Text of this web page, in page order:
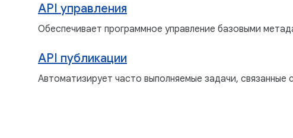
API управления
Обеспечивает программное управление базовыми
API публикации
Автоматизирует часто выполняемые задачи, связанные